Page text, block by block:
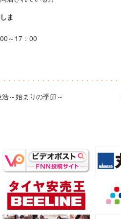
ま
～17：00
～始まりの季節～